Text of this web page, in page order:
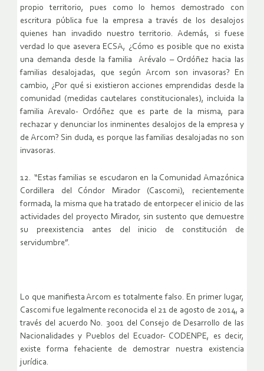
propio territorio, pues como lo hemos demostrado con
escritura pública fue la empresa a través de los desalojos
quienes han invadido nuestro territorio. Además, si fuese
verdad lo que asevera ECSA, ¿Cómo es posible que no exista
una demanda desde la familia Arévalo – Ordóñez hacia las
familias desalojadas, que según Arcom son invasoras? En
cambio, ¿Por qué si existieron acciones emprendidas desde la
comunidad (medidas cautelares constitucionales), incluida la
familia Arevalo- Ordóñez que es parte de la misma, para
rechazar y denunciar los inminentes desalojos de la empresa y
de Arcom? Sin duda, es porque las familias desalojadas no son
invasoras.
12. “Estas familias se escudaron en la Comunidad Amazónica
Cordillera del Cóndor Mirador (Cascomi), recientemente
formada, la misma que ha tratado de entorpecer el inicio de las
actividades del proyecto Mirador, sin sustento que demuestre
su preexistencia antes del inicio de constitución de
servidumbre”.
Lo que manifiesta Arcom es totalmente falso. En primer lugar,
Cascomi fue legalmente reconocida el 21 de agosto de 2014, a
través del acuerdo No. 3001 del Consejo de Desarrollo de las
Nacionalidades y Pueblos del Ecuador- CODENPE, es decir,
existe forma fehaciente de demostrar nuestra existencia
jurídica.